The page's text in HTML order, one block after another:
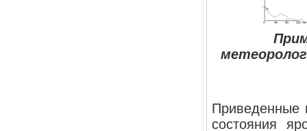
Приведенные
состояния